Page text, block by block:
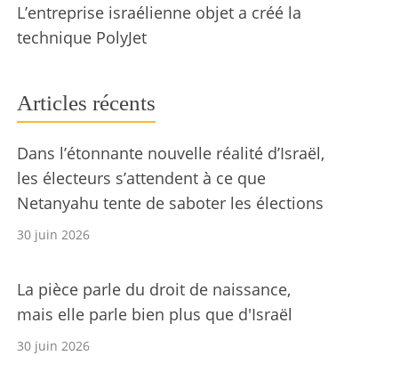
L’entreprise israélienne objet a créé la
technique PolyJet
Articles récents
Dans l’étonnante nouvelle réalité d’Israël,
les électeurs s’attendent à ce que
Netanyahu tente de saboter les élections
30 juin 2026
La pièce parle du droit de naissance,
mais elle parle bien plus que d'Israël
30 juin 2026